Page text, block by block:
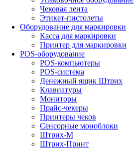
Чековая лента
Этикет-пистолеты
Оборудование для маркировки
Касса для маркировки
Принтер для маркировки
POS-оборудование
POS-компьютеры
POS-система
Денежный ящик Штрих
Клавиатуры
Мониторы
Прайс-чекеры
Принтеры чеков
Сенсорные моноблоки
Штрих-М
Штрих-Принт